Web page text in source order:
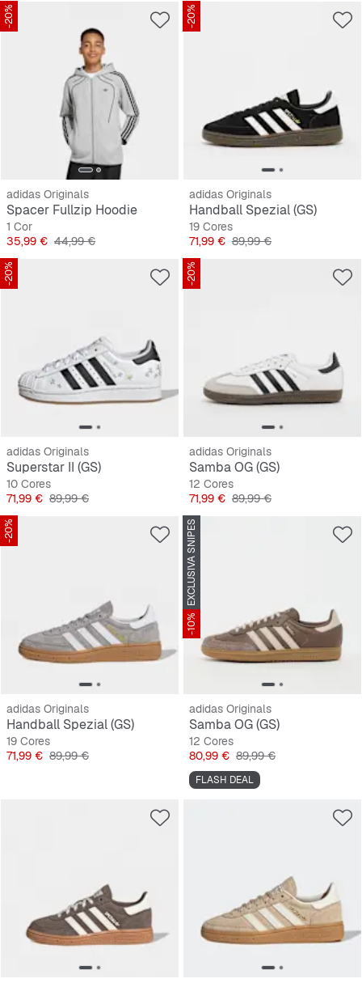
-20%
adidas Originals
Spacer Fullzip Hoodie
1 Cor
Preço
35,99 € Preço original
44,99 €
-20%
adidas Originals
Handball Spezial (GS)
19 Cores
Preço
71,99 € Preço original
89,99 €
-20%
adidas Originals
Superstar II (GS)
10 Cores
Preço
71,99 € Preço original
89,99 €
-20%
adidas Originals
Samba OG (GS)
12 Cores
Preço
71,99 € Preço original
89,99 €
-20%
adidas Originals
Handball Spezial (GS)
19 Cores
Preço
71,99 € Preço original
89,99 €
EXCLUSIVA SNIPES
-10%
adidas Originals
Samba OG (GS)
12 Cores
Preço
80,99 € Preço original
89,99 €
FLASH DEAL